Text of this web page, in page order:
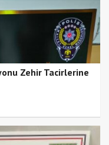
Zehir Tacirlerine